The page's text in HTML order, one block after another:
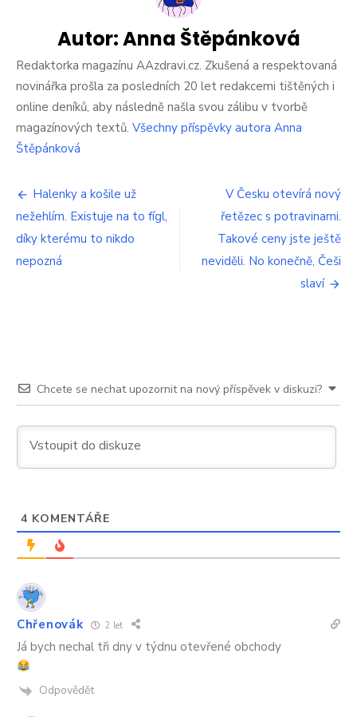
doby
v
Česku.
Do
práce
budete
chodit
Připravte
se
na
to
Autor:Anna Štěpánková
Redaktorka magazínu AAzdravi.cz. Zkušená a respektovaná
novinářka prošla za posledních 20 let redakcemi tištěných i
online deníků, aby následně našla svou zálibu v tvorbě
magazínových textů. Všechny příspěvky autora Anna
Štěpánková
Navigace
pro
příspěvek
Halenky a košile už
nežehlím. Existuje na to fígl,
díky kterému to nikdo
nepozná
V Česku otevírá nový
řetězec s potravinami.
Takové ceny jste ještě
neviděli. No konečně, Češi
slaví
Chcete se nechat upozornit na nový příspěvek v diskuzi?
4 KOMENTÁŘE
Chřenovák 2 let
Já bych nechal tři dny v týdnu otevřené obchody
Odpovědět